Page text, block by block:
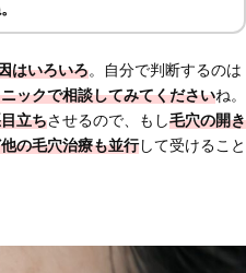
はいろいろ。自分で判断するのは
ックで相談してみてくださいね。
立ちさせるので、もし毛穴の開き
の毛穴治療も並行して受けること